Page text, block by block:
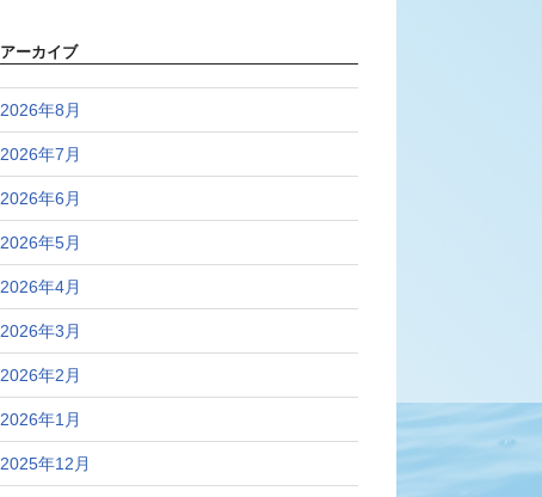
アーカイブ
2026年8月
2026年7月
2026年6月
2026年5月
2026年4月
2026年3月
2026年2月
2026年1月
2025年12月